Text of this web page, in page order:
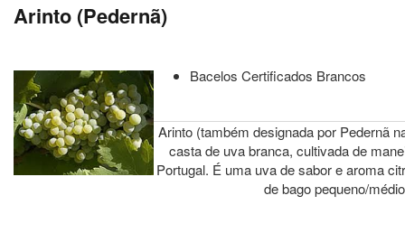
Arinto (Pedernã)
Bacelos Certificados Brancos
Arinto (também designada por Pedernã
casta de uva branca, cultivada de
Portugal. É uma uva de sabor e aroma
de bago pequeno/